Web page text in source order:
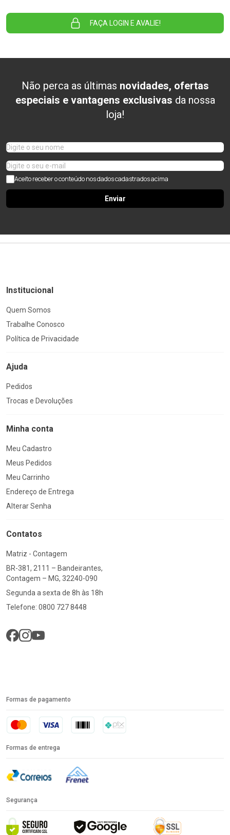
FAÇA LOGIN E AVALIE!
Não perca as últimas novidades, ofertas
especiais e vantagens exclusivas da nossa
loja!
Aceito receber o conteúdo nos dados cadastrados acima
Enviar
Institucional
Quem Somos
Trabalhe Conosco
Política de Privacidade
Ajuda
Pedidos
Trocas e Devoluções
Minha conta
Meu Cadastro
Meus Pedidos
Meu Carrinho
Endereço de Entrega
Alterar Senha
Contatos
Matriz - Contagem
BR-381, 2111 – Bandeirantes,
Contagem – MG, 32240-090
Segunda a sexta de 8h às 18h
Telefone: 0800 727 8448
Formas de pagamento
Formas de entrega
Segurança